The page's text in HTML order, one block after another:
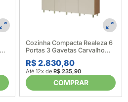
Cozinha Compacta Realeza 6
Portas 3 Gavetas Carvalho
Greice - Nesher 676018
R$ 2.830,80
Até 12x de R$ 235,90
COMPRAR